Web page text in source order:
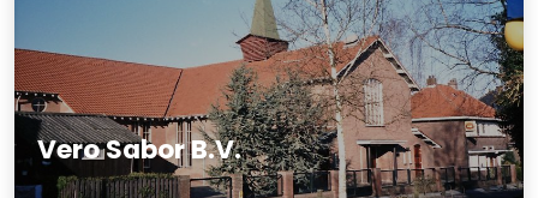
Vero Sabor B.V.